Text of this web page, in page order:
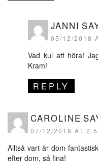
JANNI
05/12/2018
Vad kul att höra!
Kram!
REPLY
CAROLINE
07/12/2018 AT
Alltså vart är dom
efter dom, så fina!